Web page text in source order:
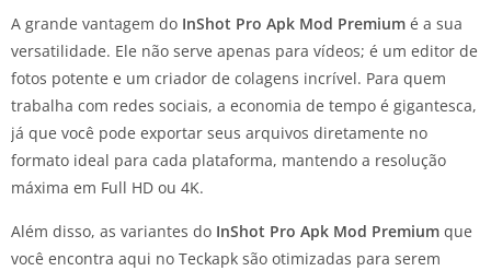
A grande vantagem do InShot Pro Apk Mod Premium é a sua
versatilidade. Ele não serve apenas para vídeos; é um editor de
fotos potente e um criador de colagens incrível. Para quem
trabalha com redes sociais, a economia de tempo é gigantesca,
já que você pode exportar seus arquivos diretamente no
formato ideal para cada plataforma, mantendo a resolução
máxima em Full HD ou 4K.
Além disso, as variantes do InShot Pro Apk Mod Premium que
você encontra aqui no Teckapk são otimizadas para serem